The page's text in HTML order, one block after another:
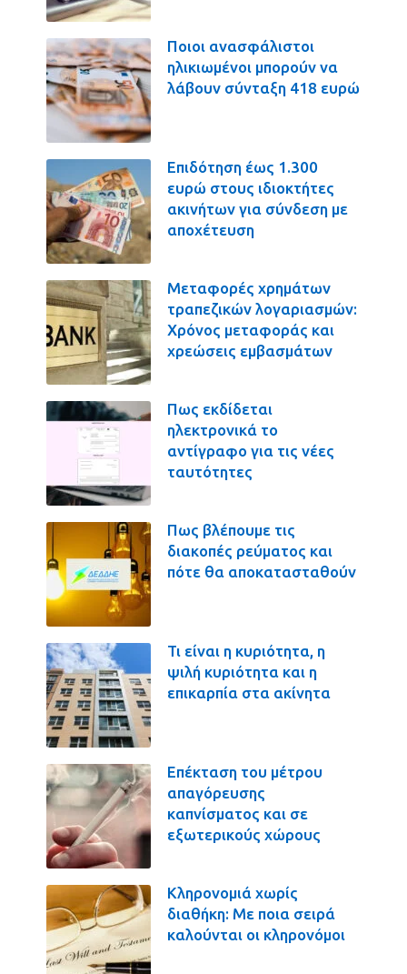
Ποιοι ανασφάλιστοι
ηλικιωμένοι μπορούν να
λάβουν σύνταξη 418 ευρώ
Επιδότηση έως 1.300
ευρώ στους ιδιοκτήτες
ακινήτων για σύνδεση με
αποχέτευση
Μεταφορές χρημάτων
τραπεζικών λογαριασμών:
Χρόνος μεταφοράς και
χρεώσεις εμβασμάτων
Πως εκδίδεται
ηλεκτρονικά το
αντίγραφο για τις νέες
ταυτότητες
Πως βλέπουμε τις
διακοπές ρεύματος και
πότε θα αποκατασταθούν
Τι είναι η κυριότητα, η
ψιλή κυριότητα και η
επικαρπία στα ακίνητα
Επέκταση του μέτρου
απαγόρευσης
καπνίσματος και σε
εξωτερικούς χώρους
Κληρονομιά χωρίς
διαθήκη: Με ποια σειρά
καλούνται οι κληρονόμοι